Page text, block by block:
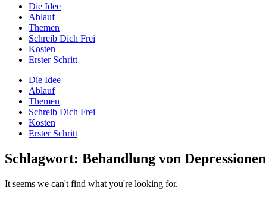
Die Idee
Ablauf
Themen
Schreib Dich Frei
Kosten
Erster Schritt
Die Idee
Ablauf
Themen
Schreib Dich Frei
Kosten
Erster Schritt
Schlagwort: Behandlung von Depressionen
It seems we can't find what you're looking for.